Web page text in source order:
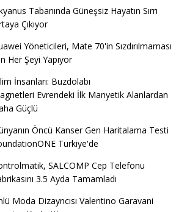
Tabanında Güneşsiz Hayatın Sırrı
Çıkıyor
Yöneticileri, Mate 70'in Sızdırılmaması
Her Şeyi Yapıyor
İnsanları: Buzdolabı
Evrendeki İlk Manyetik Alanlardan
Güçlü
Öncü Kanser Gen Haritalama Testi
Türkiye'de
SALCOMP Cep Telefonu
3.5 Ayda Tamamladı
Moda Dizayncısı Valentino Garavani